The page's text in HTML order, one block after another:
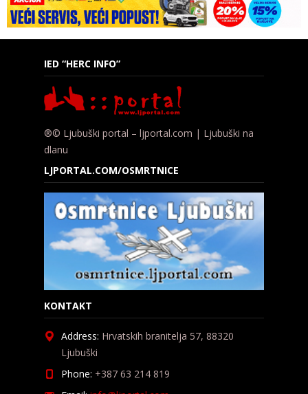
IED “HERC INFO”
®© Ljubuški portal – ljportal.com | Ljubuški na
dlanu
LJPORTAL.COM/OSMRTNICE
KONTAKT
Address: Hrvatskih branitelja 57, 88320
Ljubuški
Phone: +387 63 214 819